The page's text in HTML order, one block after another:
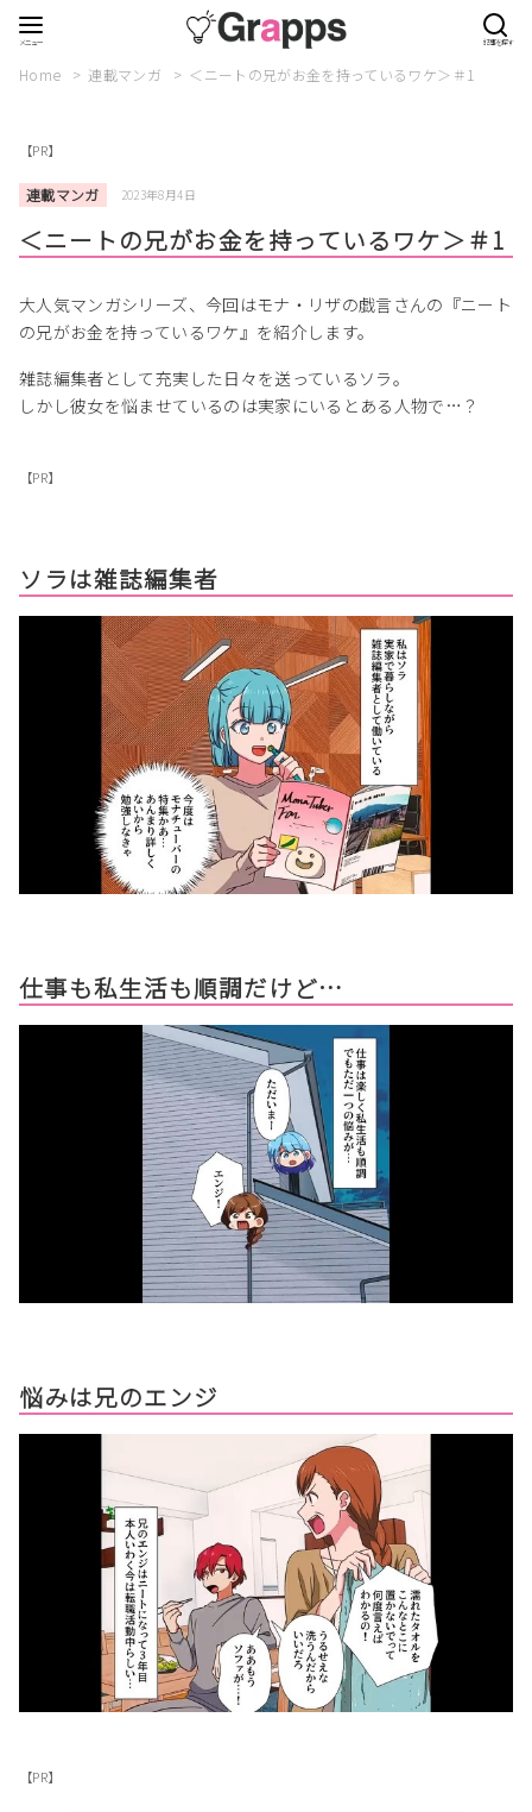
Home 連載マンガ ＜ニートの兄がお金を持っているワケ＞＃1
【PR】
連載マンガ 2023年8月4日
＜ニートの兄がお金を持っているワケ＞＃1
大人気マンガシリーズ、今回はモナ・リザの戯言さんの『ニート
の兄がお金を持っているワケ』を紹介します。
雑誌編集者として充実した日々を送っているソラ。
しかし彼女を悩ませているのは実家にいるとある人物で…？
【PR】
ソラは雑誌編集者
仕事も私生活も順調だけど…
悩みは兄のエンジ
【PR】